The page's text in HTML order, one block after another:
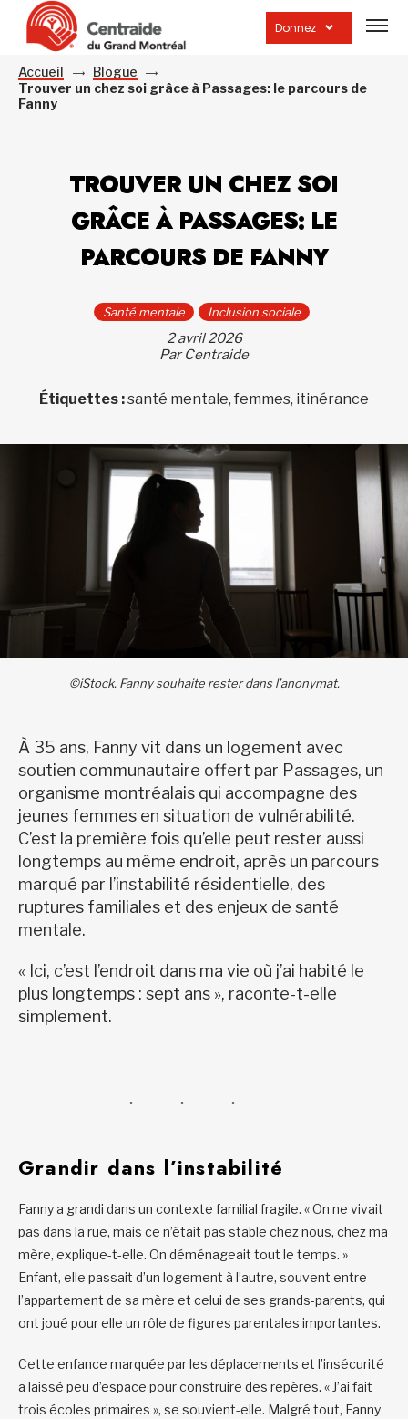
Donnez
la
Accueil
Blogue
Trouver un chez soi grâce à Passages: le parcours de
Fanny
TROUVER UN CHEZ SOI
GRÂCE À PASSAGES: LE
PARCOURS DE FANNY
Santé mentale Inclusion sociale
2 avril 2026
Par Centraide
Étiquettes :santé mentale, femmes, itinérance
©iStock. Fanny souhaite rester dans l’anonymat.
À 35 ans, Fanny vit dans un logement avec
soutien communautaire offert par Passages, un
organisme montréalais qui accompagne des
jeunes femmes en situation de vulnérabilité.
C’est la première fois qu’elle peut rester aussi
longtemps au même endroit, après un parcours
marqué par l’instabilité résidentielle, des
ruptures familiales et des enjeux de santé
mentale.
« Ici, c’est l’endroit dans ma vie où j’ai habité le
plus longtemps : sept ans », raconte-t-elle
simplement.
Grandir dans l’instabilité
Fanny a grandi dans un contexte familial fragile. « On ne vivait
pas dans la rue, mais ce n’était pas stable chez nous, chez ma
mère, explique-t-elle. On déménageait tout le temps. »
Enfant, elle passait d’un logement à l’autre, souvent entre
l’appartement de sa mère et celui de ses grands-parents, qui
ont joué pour elle un rôle de figures parentales importantes.
Cette enfance marquée par les déplacements et l’insécurité
a laissé peu d’espace pour construire des repères. « J’ai fait
trois écoles primaires », se souvient-elle. Malgré tout, Fanny